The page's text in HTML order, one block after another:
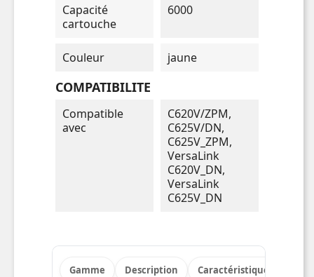
Capacité
cartouche
6000
Couleur jaune
COMPATIBILITE
Compatible
avec
C620V/ZPM,
C625V/DN,
C625V_ZPM,
VersaLink
C620V_DN,
VersaLink
C625V_DN
Gamme Description Caractéristiques